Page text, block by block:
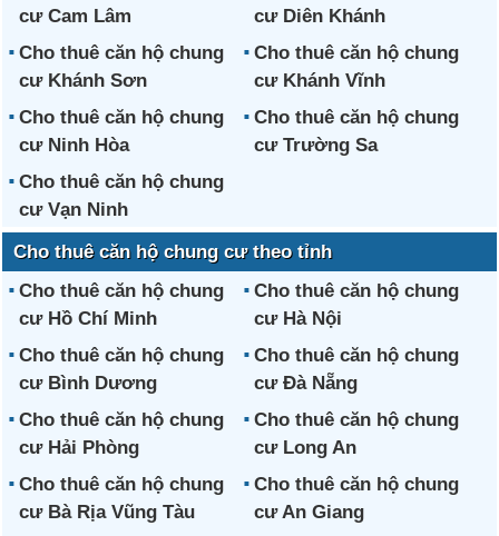
cư Cam Lâm
cư Diên Khánh
Cho thuê căn hộ chung
cư Khánh Sơn
Cho thuê căn hộ chung
cư Khánh Vĩnh
Cho thuê căn hộ chung
cư Ninh Hòa
Cho thuê căn hộ chung
cư Trường Sa
Cho thuê căn hộ chung
cư Vạn Ninh
Cho thuê căn hộ chung cư theo tỉnh
Cho thuê căn hộ chung
cư Hồ Chí Minh
Cho thuê căn hộ chung
cư Hà Nội
Cho thuê căn hộ chung
cư Bình Dương
Cho thuê căn hộ chung
cư Đà Nẵng
Cho thuê căn hộ chung
cư Hải Phòng
Cho thuê căn hộ chung
cư Long An
Cho thuê căn hộ chung
cư Bà Rịa Vũng Tàu
Cho thuê căn hộ chung
cư An Giang